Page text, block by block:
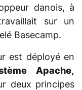
danois, à
sur un
Basecamp.
est déployé en
Apache,
deux principes